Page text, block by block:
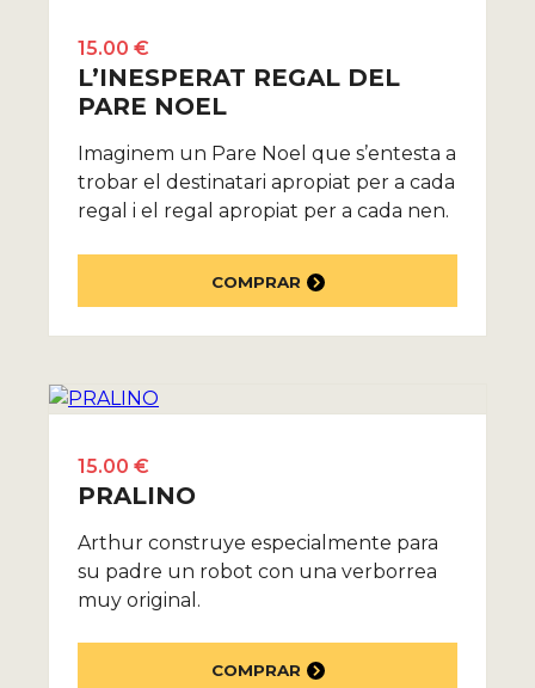
15.00 €
L’INESPERAT REGAL DEL
PARE NOEL
Imaginem un Pare Noel que s’entesta a
trobar el destinatari apropiat per a cada
regal i el regal apropiat per a cada nen.
COMPRAR
15.00 €
PRALINO
Arthur construye especialmente para
su padre un robot con una verborrea
muy original.
COMPRAR